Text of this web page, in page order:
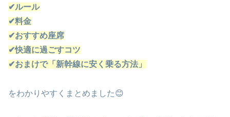
✔ルール
✔料金
✔おすすめ座席
✔快適に過ごすコツ
✔おまけで「新幹線に安く乗る方法」
をわかりやすくまとめました😊